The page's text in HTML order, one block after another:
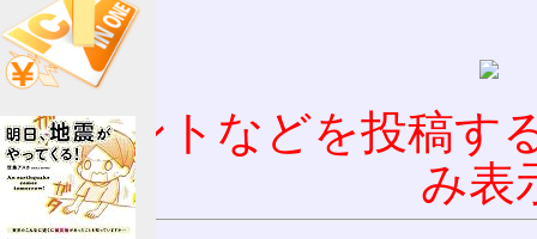
コメントなどを投稿す
み表